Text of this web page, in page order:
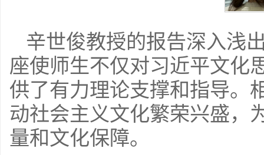
辛世俊教授的报告深入浅
座使师生不仅对习近平文化
供了有力理论支撑和指导。
动社会主义文化繁荣兴盛，
量和文化保障。